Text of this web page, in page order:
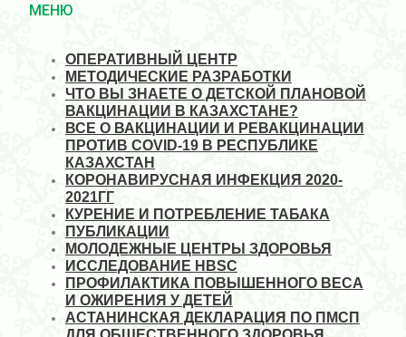
МЕНЮ
ОПЕРАТИВНЫЙ ЦЕНТР
МЕТОДИЧЕСКИЕ РАЗРАБОТКИ
ЧТО ВЫ ЗНАЕТЕ О ДЕТСКОЙ ПЛАНОВОЙ
ВАКЦИНАЦИИ В КАЗАХСТАНЕ?
ВСЕ О ВАКЦИНАЦИИ И РЕВАКЦИНАЦИИ
ПРОТИВ COVID-19 В РЕСПУБЛИКЕ
КАЗАХСТАН
КОРОНАВИРУСНАЯ ИНФЕКЦИЯ 2020-
2021ГГ
КУРЕНИЕ И ПОТРЕБЛЕНИЕ ТАБАКА
ПУБЛИКАЦИИ
МОЛОДЕЖНЫЕ ЦЕНТРЫ ЗДОРОВЬЯ
ИССЛЕДОВАНИЕ HBSC
ПРОФИЛАКТИКА ПОВЫШЕННОГО ВЕСА
И ОЖИРЕНИЯ У ДЕТЕЙ
АСТАНИНСКАЯ ДЕКЛАРАЦИЯ ПО ПМСП